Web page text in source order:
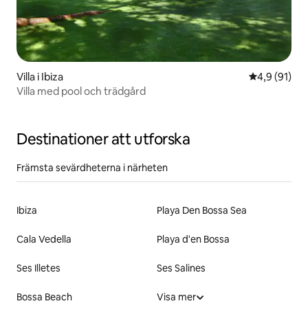
Villa i Ibiza 4,9 av 5 i
4,9 (91)
Villa med pool och trädgård
Destinationer att utforska
Främsta sevärdheterna i närheten
Ibiza Playa Den Bossa Sea
Cala Vedella Playa d'en Bossa
Ses Illetes Ses Salines
Bossa Beach Visa mer